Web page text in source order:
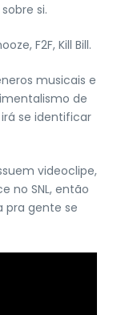
si.
F2F, Kill Bill.
musicais e
de
se identificar
videoclipe,
no SNL, então
pra gente se